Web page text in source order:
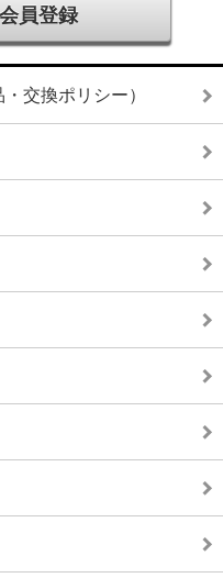
員登録
交換ポリシー）